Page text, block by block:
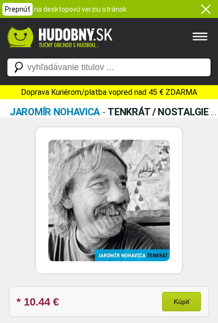
Prepnúť na desktopovú verziu stránok
Doprava Kuriérom/platba vopred nad 45 € ZDARMA
JAROMÍR NOHAVICA- TENKRÁT / NOSTALGIE 90.LET
* 10.44€ Kúpiť